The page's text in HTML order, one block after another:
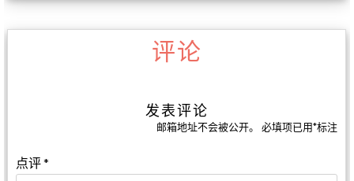
评论
发表评论
邮箱地址不会被公开。 必填项已用*标注
点评*